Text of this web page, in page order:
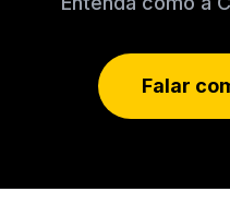
Falar